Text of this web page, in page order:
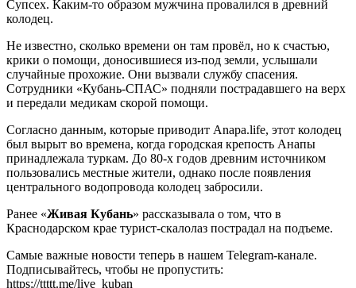
Супсех. Каким-то образом мужчина провалился в древний
колодец.
Не известно, сколько времени он там провёл, но к счастью,
крики о помощи, доносившиеся из-под земли, услышали
случайные прохожие. Они вызвали службу спасения.
Сотрудники «Кубань-СПАС» подняли пострадавшего на верх
и передали медикам скорой помощи.
Согласно данным, которые приводит Anapa.life, этот колодец
был вырыт во времена, когда городская крепость Анапы
принадлежала туркам. До 80-х годов древним источником
пользовались местные жители, однако после появления
центрального водопровода колодец забросили.
Ранее «Живая Кубань» рассказывала о том, что в
Краснодарском крае турист-скалолаз пострадал на подъеме.
Самые важные новости теперь в нашем Telegram-канале.
Подписывайтесь, чтобы не пропустить:
https://ttttt.me/live_kuban